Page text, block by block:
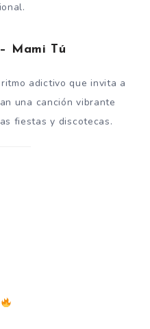
Mami Tú
adictivo que invita a
una canción vibrante
fiestas y discotecas.